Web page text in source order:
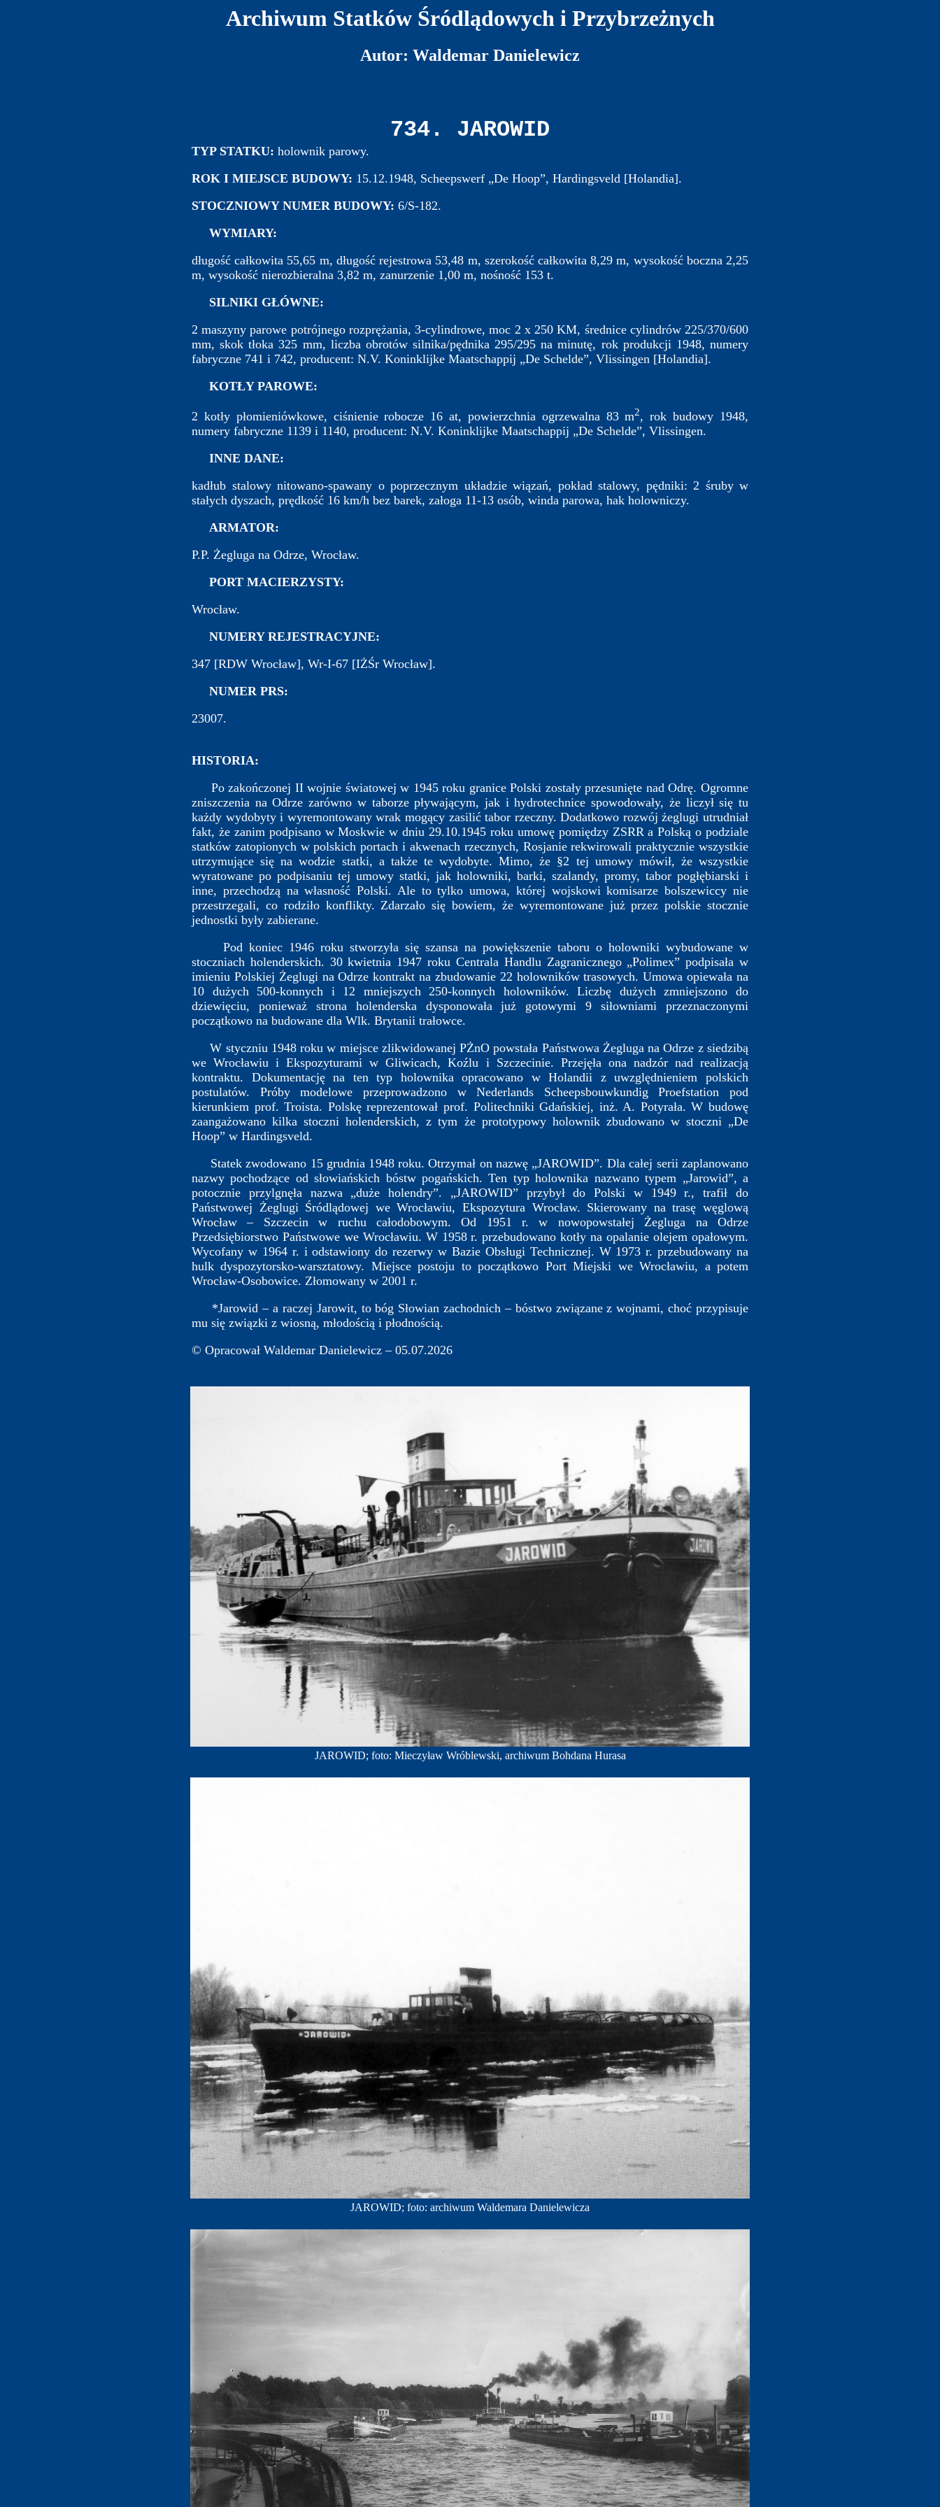
Archiwum Statków Śródlądowych i Przybrzeżnych
Autor: Waldemar Danielewicz
734. JAROWID
TYP STATKU: holownik parowy.
ROK I MIEJSCE BUDOWY: 15.12.1948, Scheepswerf „De Hoop”, Hardingsveld [Holandia].
STOCZNIOWY NUMER BUDOWY: 6/S-182.
WYMIARY:
długość całkowita 55,65 m, długość rejestrowa 53,48 m, szerokość całkowita 8,29 m, wysokość boczna 2,25
m, wysokość nierozbieralna 3,82 m, zanurzenie 1,00 m, nośność 153 t.
SILNIKI GŁÓWNE:
2 maszyny parowe potrójnego rozprężania, 3-cylindrowe, moc 2 x 250 KM, średnice cylindrów 225/370/600
mm, skok tłoka 325 mm, liczba obrotów silnika/pędnika 295/295 na minutę, rok produkcji 1948, numery
fabryczne 741 i 742, producent: N.V. Koninklijke Maatschappij „De Schelde”, Vlissingen [Holandia].
KOTŁY PAROWE:
2 kotły płomieniówkowe, ciśnienie robocze 16 at, powierzchnia ogrzewalna 83 m2, rok budowy 1948,
numery fabryczne 1139 i 1140, producent: N.V. Koninklijke Maatschappij „De Schelde”, Vlissingen.
INNE DANE:
kadłub stalowy nitowano-spawany o poprzecznym układzie wiązań, pokład stalowy, pędniki: 2 śruby w
stałych dyszach, prędkość 16 km/h bez barek, załoga 11-13 osób, winda parowa, hak holowniczy.
ARMATOR:
P.P. Żegluga na Odrze, Wrocław.
PORT MACIERZYSTY:
Wrocław.
NUMERY REJESTRACYJNE:
347 [RDW Wrocław], Wr-I-67 [IŻŚr Wrocław].
NUMER PRS:
23007.
HISTORIA:
Po zakończonej II wojnie światowej w 1945 roku granice Polski zostały przesunięte nad Odrę. Ogromne
zniszczenia na Odrze zarówno w taborze pływającym, jak i hydrotechnice spowodowały, że liczył się tu
każdy wydobyty i wyremontowany wrak mogący zasilić tabor rzeczny. Dodatkowo rozwój żeglugi utrudniał
fakt, że zanim podpisano w Moskwie w dniu 29.10.1945 roku umowę pomiędzy ZSRR a Polską o podziale
statków zatopionych w polskich portach i akwenach rzecznych, Rosjanie rekwirowali praktycznie wszystkie
utrzymujące się na wodzie statki, a także te wydobyte. Mimo, że §2 tej umowy mówił, że wszystkie
wyratowane po podpisaniu tej umowy statki, jak holowniki, barki, szalandy, promy, tabor pogłębiarski i
inne, przechodzą na własność Polski. Ale to tylko umowa, której wojskowi komisarze bolszewiccy nie
przestrzegali, co rodziło konflikty. Zdarzało się bowiem, że wyremontowane już przez polskie stocznie
jednostki były zabierane.
Pod koniec 1946 roku stworzyła się szansa na powiększenie taboru o holowniki wybudowane w
stoczniach holenderskich. 30 kwietnia 1947 roku Centrala Handlu Zagranicznego „Polimex” podpisała w
imieniu Polskiej Żeglugi na Odrze kontrakt na zbudowanie 22 holowników trasowych. Umowa opiewała na
10 dużych 500-konnych i 12 mniejszych 250-konnych holowników. Liczbę dużych zmniejszono do
dziewięciu, ponieważ strona holenderska dysponowała już gotowymi 9 siłowniami przeznaczonymi
początkowo na budowane dla Wlk. Brytanii trałowce.
W styczniu 1948 roku w miejsce zlikwidowanej PŻnO powstała Państwowa Żegluga na Odrze z siedzibą
we Wrocławiu i Ekspozyturami w Gliwicach, Koźlu i Szczecinie. Przejęła ona nadzór nad realizacją
kontraktu. Dokumentację na ten typ holownika opracowano w Holandii z uwzględnieniem polskich
postulatów. Próby modelowe przeprowadzono w Nederlands Scheepsbouwkundig Proefstation pod
kierunkiem prof. Troista. Polskę reprezentował prof. Politechniki Gdańskiej, inż. A. Potyrała. W budowę
zaangażowano kilka stoczni holenderskich, z tym że prototypowy holownik zbudowano w stoczni „De
Hoop” w Hardingsveld.
Statek zwodowano 15 grudnia 1948 roku. Otrzymał on nazwę „JAROWID”. Dla całej serii zaplanowano
nazwy pochodzące od słowiańskich bóstw pogańskich. Ten typ holownika nazwano typem „Jarowid”, a
potocznie przylgnęła nazwa „duże holendry”. „JAROWID” przybył do Polski w 1949 r., trafił do
Państwowej Żeglugi Śródlądowej we Wrocławiu, Ekspozytura Wrocław. Skierowany na trasę węglową
Wrocław – Szczecin w ruchu całodobowym. Od 1951 r. w nowopowstałej Żegluga na Odrze
Przedsiębiorstwo Państwowe we Wrocławiu. W 1958 r. przebudowano kotły na opalanie olejem opałowym.
Wycofany w 1964 r. i odstawiony do rezerwy w Bazie Obsługi Technicznej. W 1973 r. przebudowany na
hulk dyspozytorsko-warsztatowy. Miejsce postoju to początkowo Port Miejski we Wrocławiu, a potem
Wrocław-Osobowice. Złomowany w 2001 r.
*Jarowid – a raczej Jarowit, to bóg Słowian zachodnich – bóstwo związane z wojnami, choć przypisuje
mu się związki z wiosną, młodością i płodnością.
© Opracował Waldemar Danielewicz – 05.07.2026
JAROWID; foto: Mieczyław Wróblewski, archiwum Bohdana Hurasa
JAROWID; foto: archiwum Waldemara Danielewicza